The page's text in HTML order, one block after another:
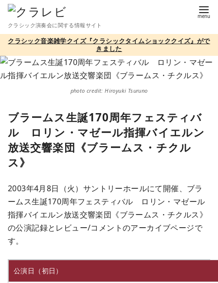
テ
ツ
へ
クラシック演奏会に関する情報サイト
クラシック音楽雑学クイズ『クラシックタイムショッククイズ』がで
きました
photo credit: Hiroyuki Tsuruno
ブラームス生誕170周年フェスティバ
ル ロリン・マゼール指揮バイエルン
放送交響楽団《ブラームス・チクル
ス》
2003年4月8日（火）サントリーホールにて開催、ブラ
ームス生誕170周年フェスティバル ロリン・マゼール
指揮バイエルン放送交響楽団《ブラームス・チクルス》
の公演記録とレビュー/コメントのアーカイブページで
す。
公演日（初日）